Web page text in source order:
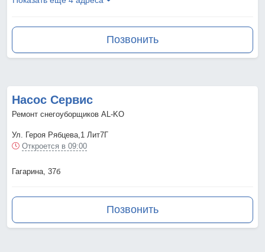
Позвонить
Насос Сервис
Ремонт снегоуборщиков AL-KO
Ул. Героя Рябцева,1 Лит7Г
Откроется в 09:00
Гагарина, 37б
Позвонить